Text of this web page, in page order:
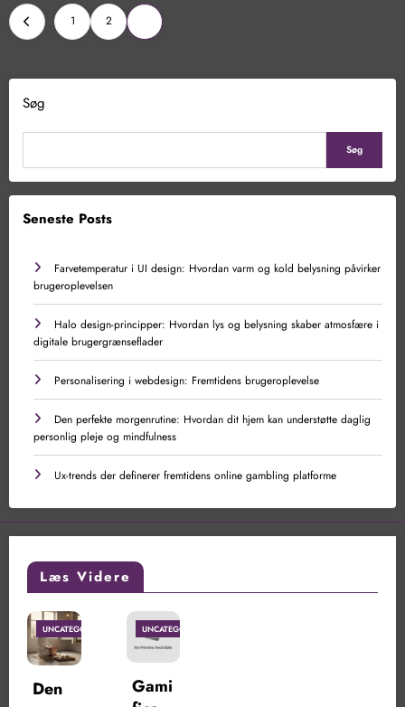
Indlægsinddeling
1 2
Søg
Søg
Seneste Posts
Farvetemperatur i UI design: Hvordan varm og kold belysning påvirker
brugeroplevelsen
Halo design-principper: Hvordan lys og belysning skaber atmosfære i
digitale brugergrænseflader
Personalisering i webdesign: Fremtidens brugeroplevelse
Den perfekte morgenrutine: Hvordan dit hjem kan understøtte daglig
personlig pleje og mindfulness
Ux-trends der definerer fremtidens online gambling platforme
Læs Videre
UNCATEGORIZED
Den
UNCATEGORIZED
Gami